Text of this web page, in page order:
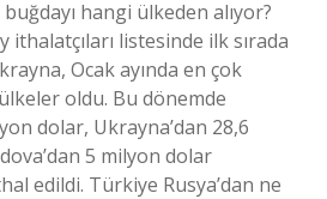
hangi ülkeden alıyor?
ithalatçıları listesinde ilk sırada
Ocak ayında en çok
oldu. Bu dönemde
dolar, Ukrayna’dan 28,6
5 milyon dolar
edildi. Türkiye Rusya’dan ne